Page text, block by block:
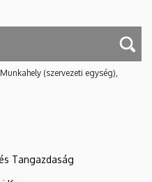
(szervezeti egység),
Tangazdaság